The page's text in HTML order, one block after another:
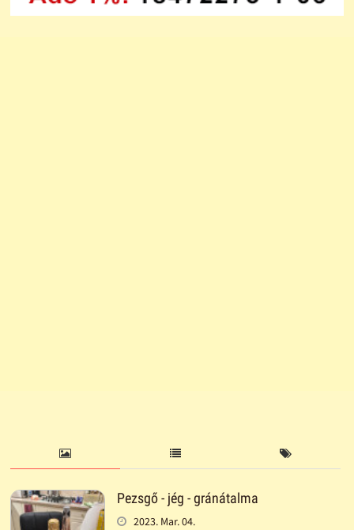
Pezsgő - jég - gránátalma
2023. Mar. 04.